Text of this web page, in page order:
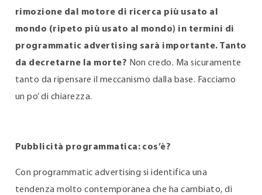
rimozione dal motore di ricerca più usato al
mondo (ripeto più usato al mondo) in termini di
programmatic advertising sarà importante. Tanto
da decretarne la morte? Non credo. Ma sicuramente
tanto da ripensare il meccanismo dalla base. Facciamo
un po’ di chiarezza.
Pubblicità programmatica: cos’è?
Con programmatic advertising si identifica una
tendenza molto contemporanea che ha cambiato, di